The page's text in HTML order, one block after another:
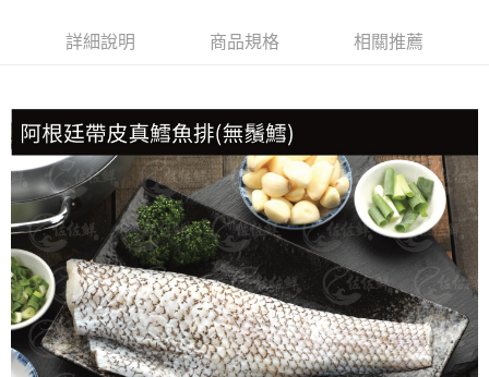
每筆NT$150，滿NT$999(含以上)免運費
每筆NT$180，滿NT$999(含以上)免運費
詳細說明 商品規格 相關推薦